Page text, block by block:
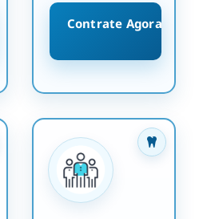
Contrate Agora